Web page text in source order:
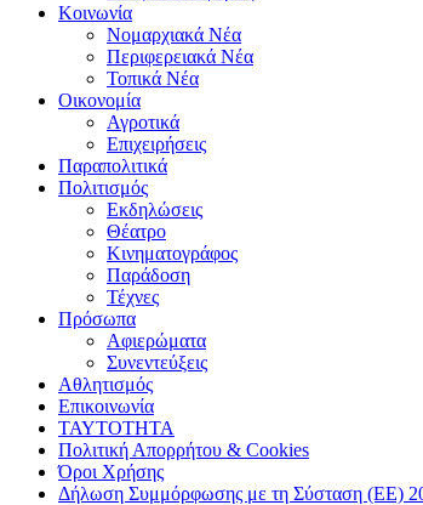
Κοινωνία
Νομαρχιακά Νέα
Περιφερειακά Νέα
Τοπικά Νέα
Οικονομία
Αγροτικά
Επιχειρήσεις
Παραπολιτικά
Πολιτισμός
Εκδηλώσεις
Θέατρο
Κινηματογράφος
Παράδοση
Τέχνες
Πρόσωπα
Αφιερώματα
Συνεντεύξεις
Αθλητισμός
Επικοινωνία
ΤΑΥΤΟΤΗΤΑ
Πολιτική Απορρήτου & Cookies
Όροι Χρήσης
Δήλωση Συμμόρφωσης με τη Σύσταση (ΕΕ)